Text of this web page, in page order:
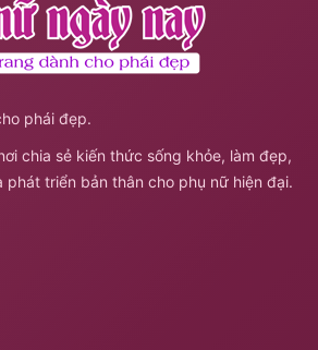
phái đẹp.
chia sẻ kiến thức sống khỏe, làm đẹp,
phát triển bản thân cho phụ nữ hiện đại.